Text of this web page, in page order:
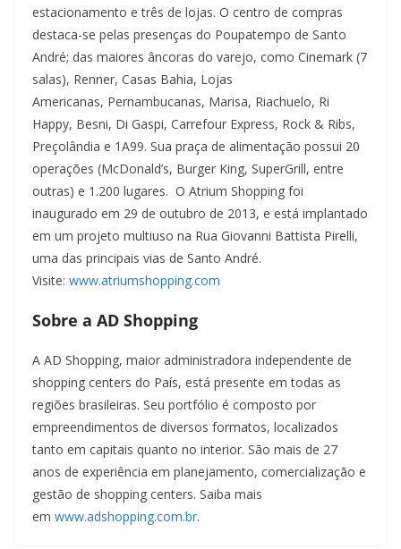
estacionamento e três de lojas. O centro de compras
destaca-se pelas presenças do Poupatempo de Santo
André; das maiores âncoras do varejo, como Cinemark (7
salas), Renner, Casas Bahia, Lojas
Americanas, Pernambucanas, Marisa, Riachuelo, Ri
Happy, Besni, Di Gaspi, Carrefour Express, Rock & Ribs,
Preçolândia e 1A99. Sua praça de alimentação possui 20
operações (McDonald’s, Burger King, SuperGrill, entre
outras) e 1.200 lugares. O Atrium Shopping foi
inaugurado em 29 de outubro de 2013, e está implantado
em um projeto multiuso na Rua Giovanni Battista Pirelli,
uma das principais vias de Santo André.
Visite: www.atriumshopping.com
Sobre a AD Shopping
A AD Shopping, maior administradora independente de
shopping centers do País, está presente em todas as
regiões brasileiras. Seu portfólio é composto por
empreendimentos de diversos formatos, localizados
tanto em capitais quanto no interior. São mais de 27
anos de experiência em planejamento, comercialização e
gestão de shopping centers. Saiba mais
em www.adshopping.com.br.